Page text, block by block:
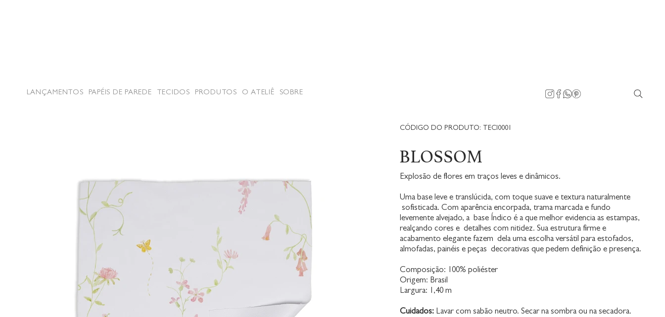
LANÇAMENTOS PAPÉIS DE PAREDE TECIDOS PRODUTOS O ATELIÊ SOBRE
CÓDIGO DO PRODUTO: TECI0001
BLOSSOM
Explosão de flores em traços leves e dinâmicos.
Uma base leve e translúcida, com toque suave e textura naturalmente
sofisticada. Com aparência encorpada, trama marcada e fundo
levemente alvejado, a base Índico é a que melhor evidencia as estampas,
realçando cores e detalhes com nitidez. Sua estrutura firme e
acabamento elegante fazem dela uma escolha versátil para estofados,
almofadas, painéis e peças decorativas que pedem definição e presença.
Composição: 100% poliéster
Origem: Brasil
Largura: 1,40 m
Cuidados: Lavar com sabão neutro. Secar na sombra ou na secadora.